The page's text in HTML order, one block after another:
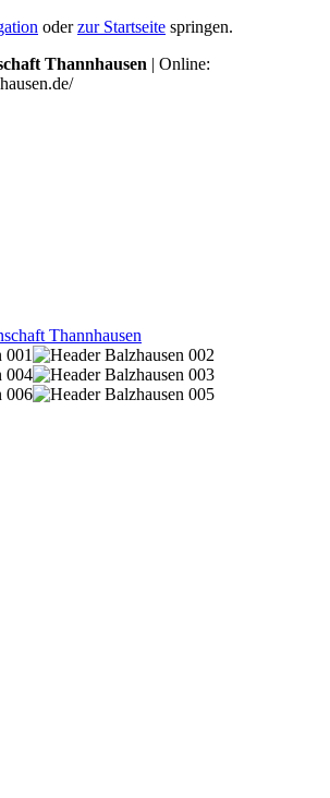
oderzur Startseite springen.
Thannhausen | Online: